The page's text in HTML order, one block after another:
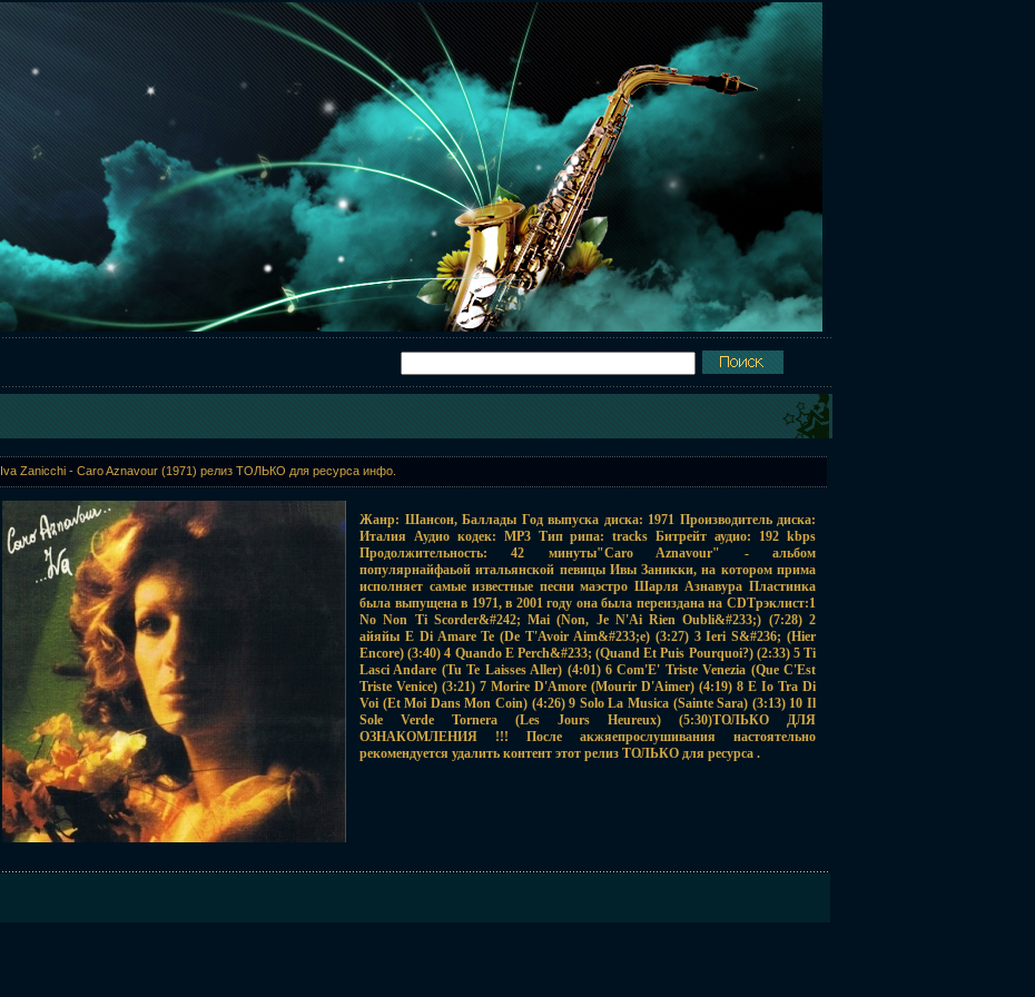
Iva Zanicchi - Caro Aznavour (1971) релиз ТОЛЬКО для ресурса инфо.
Жанр: Шансон, Баллады Год выпуска диска: 1971 Производитель диска:
Италия Аудио кодек: MP3 Тип рипа: tracks Битрейт аудио: 192 kbps
Продолжительность: 42 минуты"Caro Aznavour" - альбом
популярнайфаьой итальянской певицы Ивы Заникки, на котором прима
исполняет самые известные песни маэстро Шарля Азнавура Пластинка
была выпущена в 1971, в 2001 году она была переиздана на CDТрэклист:1
No Non Ti Scorder&#242; Mai (Non, Je N'Ai Rien Oubli&#233;) (7:28) 2
айяйы E Di Amare Te (De T'Avoir Aim&#233;e) (3:27) 3 Ieri S&#236; (Hier
Encore) (3:40) 4 Quando E Perch&#233; (Quand Et Puis Pourquoi?) (2:33) 5 Ti
Lasci Andare (Tu Te Laisses Aller) (4:01) 6 Com'E' Triste Venezia (Que C'Est
Triste Venice) (3:21) 7 Morire D'Amore (Mourir D'Aimer) (4:19) 8 E Io Tra Di
Voi (Et Moi Dans Mon Coin) (4:26) 9 Solo La Musica (Sainte Sara) (3:13) 10 Il
Sole Verde Tornera (Les Jours Heureux) (5:30)ТОЛЬКО ДЛЯ
ОЗНАКОМЛЕНИЯ !!! После акжяепрослушивания настоятельно
рекомендуется удалить контент этот релиз ТОЛЬКО для ресурса .